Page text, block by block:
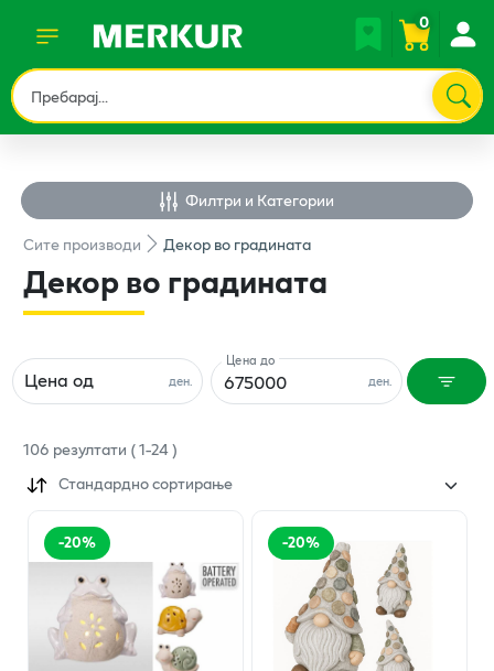
0
Филтри и Категории
Ситепроизводи Декор во градината
Декор во градината
ден.
Цена од ден.
Цена до
106 резултати (1-24)
Стандардно сортирање
-20% -20%